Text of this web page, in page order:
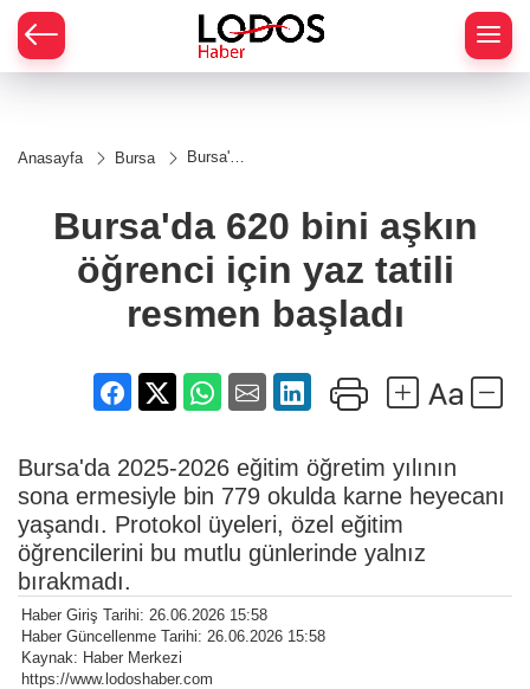
Anasayfa Bursa
Bursa'da
öğrenci
için yaz
resmen
başladı
Bursa'da 620 bini aşkın
öğrenci için yaz tatili
resmen başladı
Bursa'da 2025-2026 eğitim öğretim yılının
sona ermesiyle bin 779 okulda karne heyecanı
yaşandı. Protokol üyeleri, özel eğitim
öğrencilerini bu mutlu günlerinde yalnız
bırakmadı.
Haber Giriş Tarihi: 26.06.2026 15:58
Haber Güncellenme Tarihi: 26.06.2026 15:58
Kaynak: Haber Merkezi
https://www.lodoshaber.com